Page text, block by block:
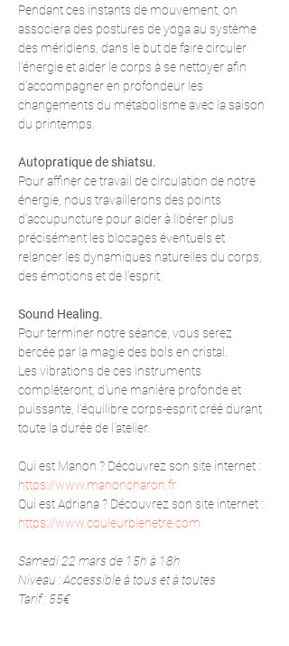
Pendant ces instants de mouvement, on
associera des postures de yoga au système
des méridiens, dans le but de faire circuler
l’énergie et aider le corps à se nettoyer afin
d’accompagner en profondeur les
changements du métabolisme avec la saison
du printemps.
Autopratique de shiatsu.
Pour affiner ce travail de circulation de notre
énergie, nous travaillerons des points
d’accupuncture pour aider à libérer plus
précisément les blocages éventuels et
relancer les dynamiques naturelles du corps,
des émotions et de l’esprit.
Sound Healing.
Pour terminer notre séance, vous serez
bercée par la magie des bols en cristal.
Les vibrations de ces instruments
compléteront, d'une manière profonde et
puissante, l'équilibre corps-esprit créé durant
toute la durée de l'atelier.
Qui est Manon ? Découvrez son site internet :
https://www.manoncharon.fr
Qui est Adriana ? Découvrez son site internet :
https://www.couleurbienetre.com
Samedi 22 mars de 15h à 18h
Niveau : Accessible à tous et à toutes
Tarif : 55€